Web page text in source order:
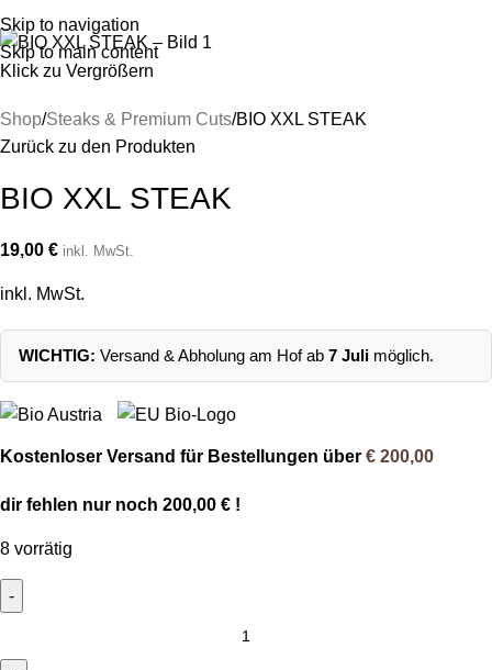
Skip to navigation
Skip to main content
Menü
Klick zu Vergrößern
Shop Steaks & Premium Cuts BIO XXL STEAK
Zurück zu den Produkten
BIO XXL STEAK
19,00 € inkl. MwSt.
inkl. MwSt.
WICHTIG: Versand & Abholung am Hof ab 7 Juli möglich.
Kostenloser Versand für Bestellungen über € 200,00
dir fehlen nur noch 200,00 € !
8 vorrätig